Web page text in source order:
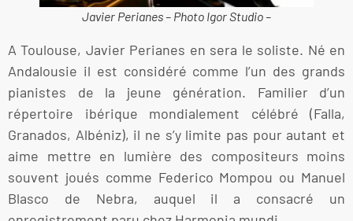
Javier Perianes – Photo Igor Studio –
A Toulouse, Javier Perianes en sera le soliste. Né en
Andalousie il est considéré comme l’un des grands
pianistes de la jeune génération. Familier d’un
répertoire ibérique mondialement célébré (Falla,
Granados, Albéniz), il ne s’y limite pas pour autant et
aime mettre en lumière des compositeurs moins
souvent joués comme Federico Mompou ou Manuel
Blasco de Nebra, auquel il a consacré un